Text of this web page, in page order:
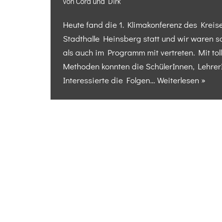
Heute fand die 1. Klimakonferenz des
Stadthalle Heinsberg statt und wir waren
als auch im Programm mit vertreten. Mit
Methoden konnten die SchülerInnen,
Interessierte die Folgen…Weiterlesen »